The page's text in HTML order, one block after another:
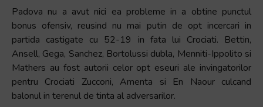
Padova nu a avut nici ea probleme in a obtine punctul
bonus ofensiv, reusind nu mai putin de opt incercari in
partida castigate cu 52-19 in fata lui Crociati. Bettin,
Ansell, Gega, Sanchez, Bortolussi dubla, Menniti-Ippolito si
Mathers au fost autorii celor opt eseuri ale invingatorilor
pentru Crociati Zucconi, Amenta si En Naour culcand
balonul in terenul de tinta al adversarilor.